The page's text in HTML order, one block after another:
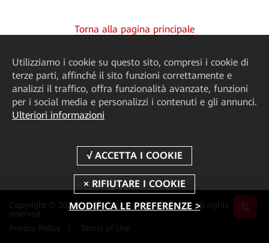
Torna alla pagina principale
Copyright © 2024 Huawei Technologies Co., Ltd. All rights
reserved.
Privacy Policy
Terms of Use
Utilizziamo i cookie su questo sito, compresi i cookie di
terze parti, affinché il sito funzioni correttamente e
analizzi il traffico, offra funzionalità avanzate, funzioni
per i social media e personalizzi i contenuti e gli annunci.
Ulteriori informazioni
MODIFICA LE PREFERENZE >